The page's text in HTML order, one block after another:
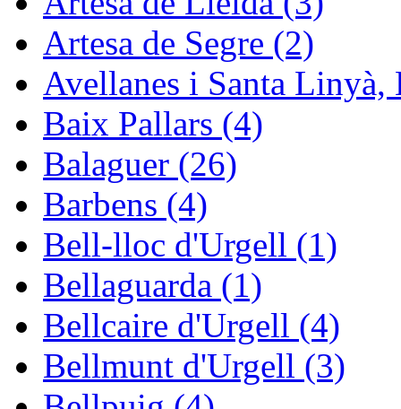
Artesa de Segre (2)
Avellanes i Santa Linyà,
Baix Pallars (4)
Balaguer (26)
Barbens (4)
Bell-lloc d'Urgell (1)
Bellaguarda (1)
Bellcaire d'Urgell (4)
Bellmunt d'Urgell (3)